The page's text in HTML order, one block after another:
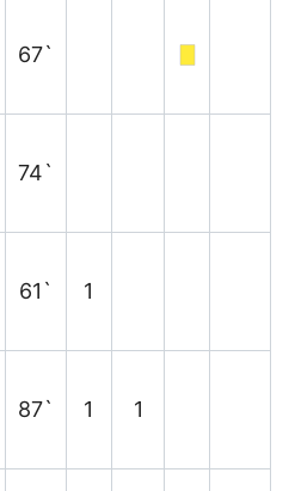
67`
74`
61` 1
87` 1 1